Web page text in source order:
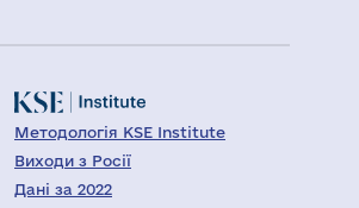
Методологія KSE Institute
Виходи з Росії
Дані за 2022